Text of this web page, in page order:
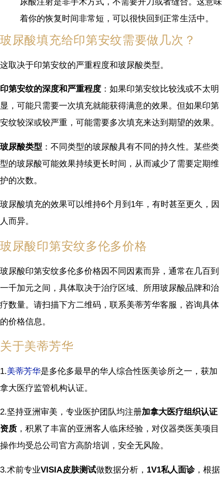
着你的恢复时间非常短，可以很快回到正常生活中。
玻尿酸填充给印第安纹需要做几次？
这取决于印第安纹的严重程度和玻尿酸类型。
印第安纹的深度和严重程度 ：如果印第安纹比较浅或不太明
显，可能只需要一次填充就能获得满意的效果。但如果印第
安纹较深或较严重，可能需要多次填充来达到期望的效果。
玻尿酸类型 ：不同类型的玻尿酸具有不同的持久性。某些类
型的玻尿酸可能效果持续更长时间，从而减少了需要定期维
护的次数。
玻尿酸填充的效果可以维持6个月到1年，有时甚至更久，因
人而异。
玻尿酸印第安纹多伦多价格
玻尿酸印第安纹多伦多价格因不同因素而异，通常在几百到
一千加元之间，具体取决于治疗区域、所用玻尿酸品牌和治
疗数量。请扫描下方二维码，联系美蒂芳华客服，咨询具体
的价格信息。
关于美蒂芳华
1.美蒂芳华是多伦多最早的华人综合性医美诊所之一，获加
拿大医疗监管机构认证。
2.坚持亚洲审美，专业医护团队均注册加拿大医疗组织认证
资质 ，积累了丰富的亚洲客人临床经验，对仪器类医美项目
操作均受总公司官方高阶培训，安全无风险。
3.术前专业VISIA皮肤测试做数据分析， 1V1私人面诊，根据